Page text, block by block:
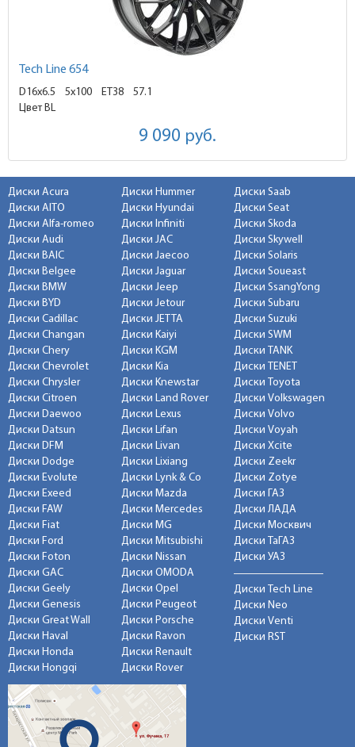
Tech Line 654
D16x6.5 5x100 ET38
57.1
Цвет BL
9 090 руб.
Диски Acura
Диски AITO
Диски Alfa-romeo
Диски Audi
Диски BAIC
Диски Belgee
Диски BMW
Диски BYD
Диски Cadillac
Диски Changan
Диски Chery
Диски Chevrolet
Диски Chrysler
Диски Citroen
Диски Daewoo
Диски Datsun
Диски DFM
Диски Dodge
Диски Evolute
Диски Exeed
Диски FAW
Диски Fiat
Диски Ford
Диски Foton
Диски GAC
Диски Geely
Диски Genesis
Диски Great Wall
Диски Haval
Диски Honda
Диски Hongqi
Диски Hummer
Диски Hyundai
Диски Infiniti
Диски JAC
Диски Jaecoo
Диски Jaguar
Диски Jeep
Диски Jetour
Диски JETTA
Диски Kaiyi
Диски KGM
Диски Kia
Диски Knewstar
Диски Land Rover
Диски Lexus
Диски Lifan
Диски Livan
Диски Lixiang
Диски Lynk & Co
Диски Mazda
Диски Mercedes
Диски MG
Диски Mitsubishi
Диски Nissan
Диски OMODA
Диски Opel
Диски Peugeot
Диски Porsche
Диски Ravon
Диски Renault
Диски Rover
Диски Saab
Диски Seat
Диски Skoda
Диски Skywell
Диски Solaris
Диски Soueast
Диски SsangYong
Диски Subaru
Диски Suzuki
Диски SWM
Диски TANK
Диски TENET
Диски Toyota
Диски Volkswagen
Диски Volvo
Диски Voyah
Диски Xcite
Диски Zeekr
Диски Zotye
Диски ГАЗ
Диски ЛАДА
Диски Москвич
Диски ТаГАЗ
Диски УАЗ
Диски Tech Line
Диски Neo
Диски Venti
Диски RST